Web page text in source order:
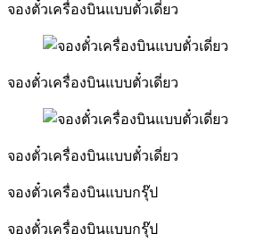
จองตั๋วเครื่องบินแบบตั๋วเดี่ยว
จองตั๋วเครื่องบินแบบตั๋วเดี่ยว
จองตั๋วเครื่องบินแบบตั๋วเดี่ยว
จองตั๋วเครื่องบินแบบกรุ๊ป
จองตั๋วเครื่องบินแบบกรุ๊ป